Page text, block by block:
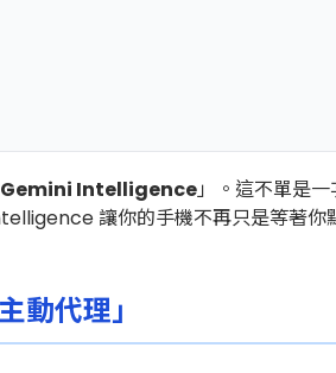
Gemini Intelligence」。這不單是
讓你的手機不再只是等著你
代理」